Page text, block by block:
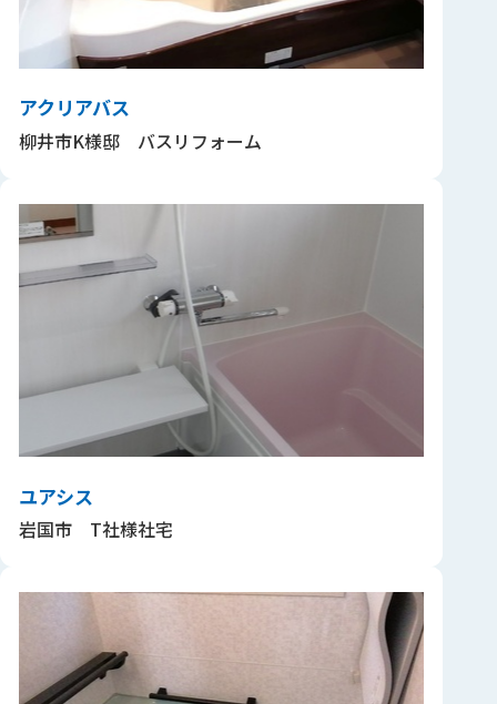
アクリアバス
柳井市K様邸 バスリフォーム
ユアシス
岩国市 T社様社宅